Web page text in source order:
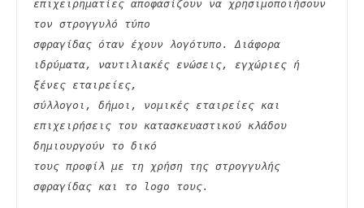
επιχειρηματίες αποφασίζουν να χρησιμοποιήσουν
τον στρογγυλό τύπο
σφραγίδας όταν έχουν λογότυπο. Διάφορα
ιδρύματα, ναυτιλιακές ενώσεις, εγχώριες ή
ξένες εταιρείες,
σύλλογοι, δήμοι, νομικές εταιρείες και
επιχειρήσεις του κατασκευαστικού κλάδου
δημιουργούν το δικό
τους προφίλ με τη χρήση της στρογγυλής
σφραγίδας και το logo τους.